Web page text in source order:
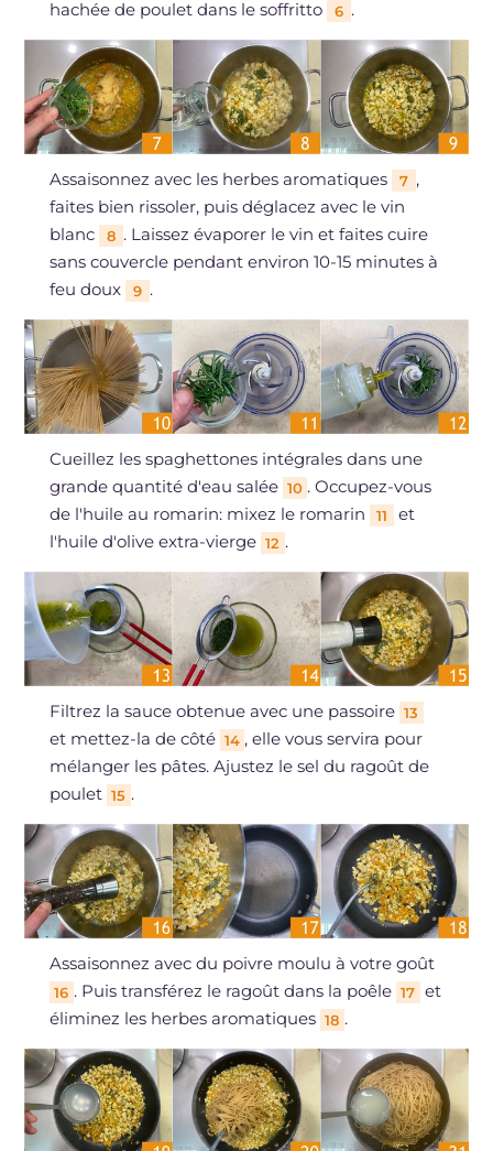
hachée de poulet dans le soffritto 6 .
Assaisonnez avec les herbes aromatiques 7 ,
faites bien rissoler, puis déglacez avec le vin
blanc
8 . Laissez évaporer le vin et faites cuire
sans couvercle pendant environ 10-15 minutes à
feu doux
9 .
Cueillez les spaghettones intégrales dans une
grande quantité d'eau salée 10 . Occupez-vous
de l'huile au romarin: mixez le romarin
11
et
l'huile d'olive extra-vierge 12 .
Filtrez la sauce obtenue avec une passoire 13
et mettez-la de côté 14 , elle vous servira pour
mélanger les pâtes. Ajustez le sel du ragoût de
poulet 15 .
Assaisonnez avec du poivre moulu à votre goût
16 . Puis transférez le ragoût dans la poêle 17 et
éliminez les herbes aromatiques 18 .